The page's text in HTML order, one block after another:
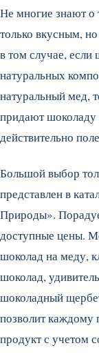
Не многие знают о
только вкусным,
в том случае, если
натуральных
натуральный мед,
придают шоколаду
действительно
Большой выбор
представлен в
Природы».
доступные цены.
шоколад на меду,
шоколад,
шоколадный
позволит каждому
продукт с учетом